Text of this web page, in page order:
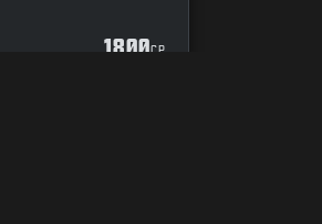
1800CP